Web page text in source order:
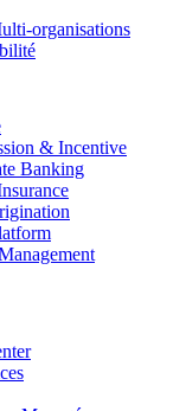
organisations
& Incentive
Banking